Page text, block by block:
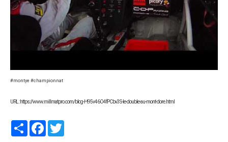
#montye #championnat
URL : https://www.millmatpro.com/blog-H95v46O4fPCbv3S-le-double-au-mont-dore.html
PartagerFacebook